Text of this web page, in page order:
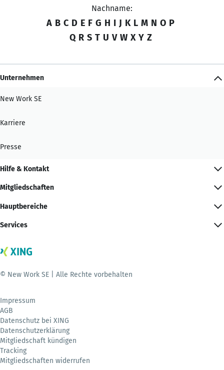
Nachname:
A B C D E F G H I J K L M N O P
Q R S T U V W X Y Z
Unternehmen
New Work SE
Karriere
Presse
Hilfe & Kontakt
Mitgliedschaften
Hauptbereiche
Services
© New Work SE | Alle Rechte vorbehalten
Impressum
AGB
Datenschutz bei XING
Datenschutzerklärung
Mitgliedschaft kündigen
Tracking
Mitgliedschaften widerrufen